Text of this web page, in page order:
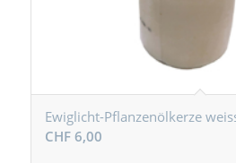
Ewiglicht-Pflanzenölkerze
CHF6,00